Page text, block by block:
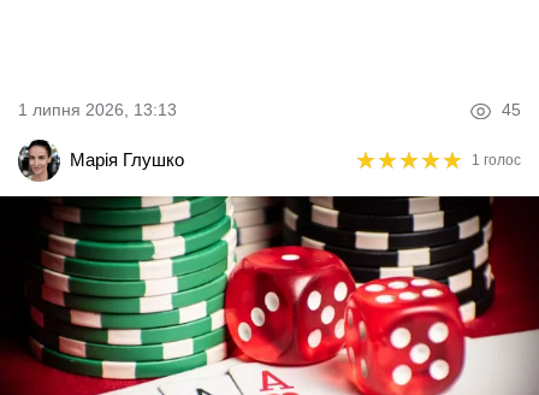
1 липня 2026, 13:13 45
Марія Глушко ★★★★★
★★★★★ 1 голос